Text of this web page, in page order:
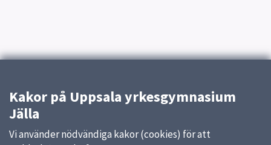
Kakor på Uppsala yrkesgymnasium
Jälla
Vi använder nödvändiga kakor (cookies) för att